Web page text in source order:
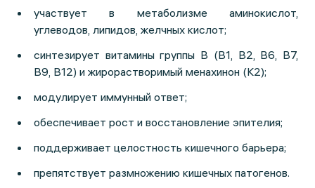
участвует в метаболизме аминокислот,
углеводов, липидов, желчных кислот;
синтезирует витамины группы B (В1, B2, B6, B7,
B9, B12) и жирорастворимый менахинон (К2);
модулирует иммунный ответ;
обеспечивает рост и восстановление эпителия;
поддерживает целостность кишечного барьера;
препятствует размножению кишечных патогенов.